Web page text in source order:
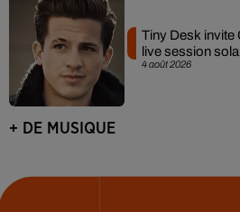
4 août 2026
Tiny Desk invite
live session
+ DE MUSIQUE